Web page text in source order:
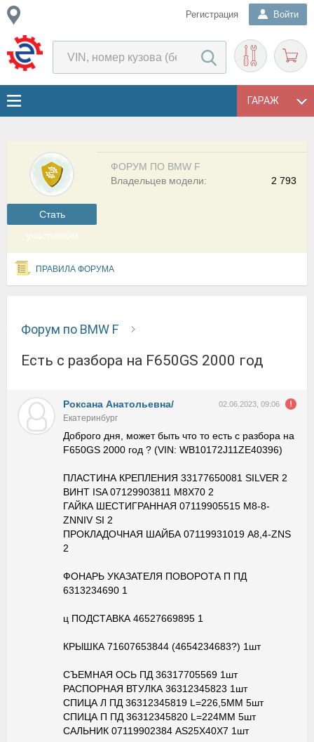
Регистрация Войти
ГАРАЖ
Cтать
участником
ФОРУМ ПО BMW F
2 793
Владельцев модели:
ПРАВИЛА ФОРУМА
Форум по BMW F
есть с разбора на F650GS 2000 год
Роксана Анатольевна/ 02.06.2023, 09:06
Екатеринбург
Доброго дня, может быть что то есть с разбора на
F650GS 2000 год ? (VIN: WB10172J11ZE40396)
ПЛАСТИНА КРЕПЛЕНИЯ 33177650081 SILVER 2
ВИНТ ISA 07129903811 M8X70 2
ГАЙКА ШЕСТИГРАННАЯ 07119905515 M8-8-
ZNNIV SI 2
ПРОКЛАДОЧНАЯ ШАЙБА 07119931019 A8,4-ZNS
2
ФОНАРЬ УКАЗАТЕЛЯ ПОВОРОТА П ПД
6313234690 1
ц ПОДСТАВКА 46527669895 1
КРЫШКА 71607653844 (4654234683?) 1шт
СЪЕМНАЯ ОСЬ ПД 36317705569 1шт
РАСПОРНАЯ ВТУЛКА 36312345823 1шт
СПИЦА Л ПД 36312345819 L=226,5MM 5шт
СПИЦА П ПД 36312345820 L=224MM 5шт
САЛЬНИК 07119902384 AS25X40X7 1шт